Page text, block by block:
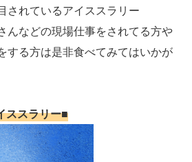
されているアイススラリー
んなどの現場仕事をされてる方や
する方は是非食べてみてはいかが
ススラリー■